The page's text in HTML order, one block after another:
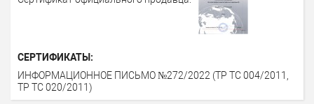
СЕРТИФИКАТЫ:
ИНФОРМАЦИОННОЕ ПИСЬМО №272/2022 (ТР ТС 004/2011,
ТР ТС 020/2011)